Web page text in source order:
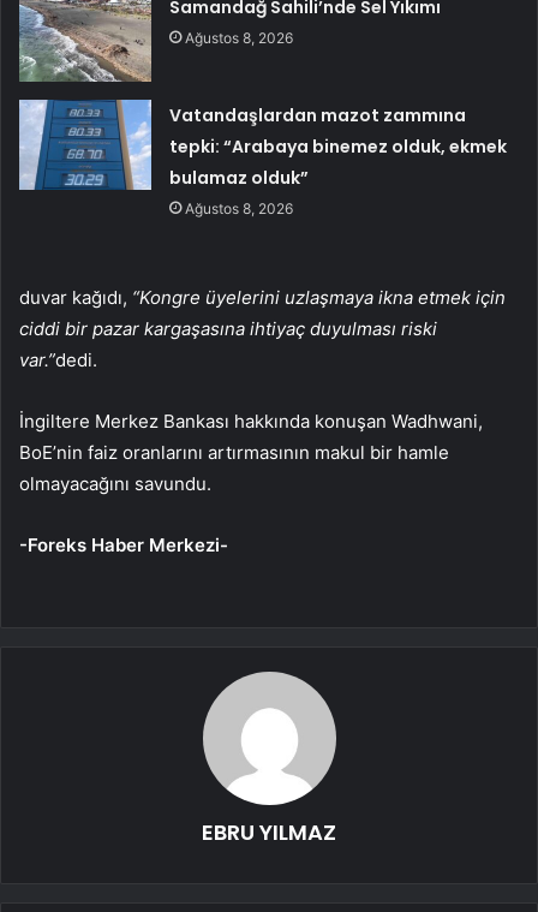
Samandağ Sahili’nde Sel Yıkımı
Ağustos 8, 2026
Vatandaşlardan mazot zammına
tepki: “Arabaya binemez olduk, ekmek
bulamaz olduk”
Ağustos 8, 2026
duvar kağıdı, “Kongre üyelerini uzlaşmaya ikna etmek için
ciddi bir pazar kargaşasına ihtiyaç duyulması riski
var.”dedi.
İngiltere Merkez Bankası hakkında konuşan Wadhwani,
BoE’nin faiz oranlarını artırmasının makul bir hamle
olmayacağını savundu.
-Foreks Haber Merkezi-
EBRU YILMAZ